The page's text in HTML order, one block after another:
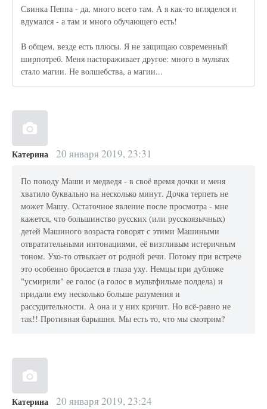
Свинка Пеппа - да, много всего там. А я как-то вгляделся и
вдумался - а там и много обучающего есть!
В общем, везде есть плюсы. Я не защищаю современный
ширпотреб. Меня настораживает другое: много в мультах
стало магии. Не волшебства, а магии...
Катерина 20 января 2019, 23:31
По поводу Маши и медведя - в своё время дочки и меня
хватило буквально на несколько минут. Дочка терпеть не
может Машу. Остаточное явление после просмотра - мне
кажется, что большинство русских (или русскоязычных)
детей Машиного возраста говорят с этими Машиными
отвратительными интонациями, её визгливым истеричным
тоном. Ухо-то отвыкает от родной речи. Потому при встрече
это особенно бросается в глаза уху. Немцы при дубляже
"усмирили" ее голос (а голос в мультфильме полдела) и
придали ему несколько больше разумения и
рассудительности. А она и у них кричит. Но всё-равно не
так!! Противная барышня. Мы есть то, что мы смотрим?
Катерина 20 января 2019, 23:24